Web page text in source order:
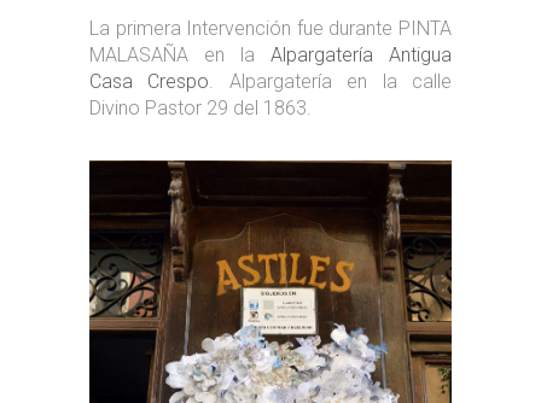
La primera Intervención fue durante PINTA
MALASAÑA en la Alpargatería Antigua
Casa Crespo. Alpargatería en la calle
Divino Pastor 29 del 1863.